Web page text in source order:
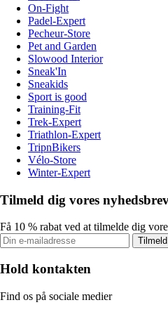
On-Fight
Padel-Expert
Pecheur-Store
Pet and Garden
Slowood Interior
Sneak'In
Sneakids
Sport is good
Training-Fit
Trek-Expert
Triathlon-Expert
TripnBikers
Vélo-Store
Winter-Expert
Tilmeld dig vores
Få 10 % rabat ved at tilmelde dig
Hold kontakten
Find os på sociale medier